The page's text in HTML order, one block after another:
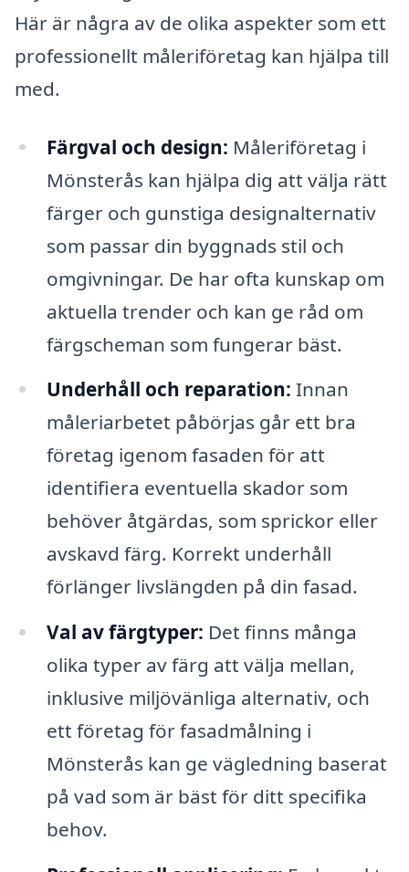
Här är några av de olika aspekter som ett
professionellt måleriföretag kan hjälpa till
med.
Färgval och design: Måleriföretag i
Mönsterås kan hjälpa dig att välja rätt
färger och gunstiga designalternativ
som passar din byggnads stil och
omgivningar. De har ofta kunskap om
aktuella trender och kan ge råd om
färgscheman som fungerar bäst.
Underhåll och reparation: Innan
måleriarbetet påbörjas går ett bra
företag igenom fasaden för att
identifiera eventuella skador som
behöver åtgärdas, som sprickor eller
avskavd färg. Korrekt underhåll
förlänger livslängden på din fasad.
Val av färgtyper: Det finns många
olika typer av färg att välja mellan,
inklusive miljövänliga alternativ, och
ett företag för fasadmålning i
Mönsterås kan ge vägledning baserat
på vad som är bäst för ditt specifika
behov.